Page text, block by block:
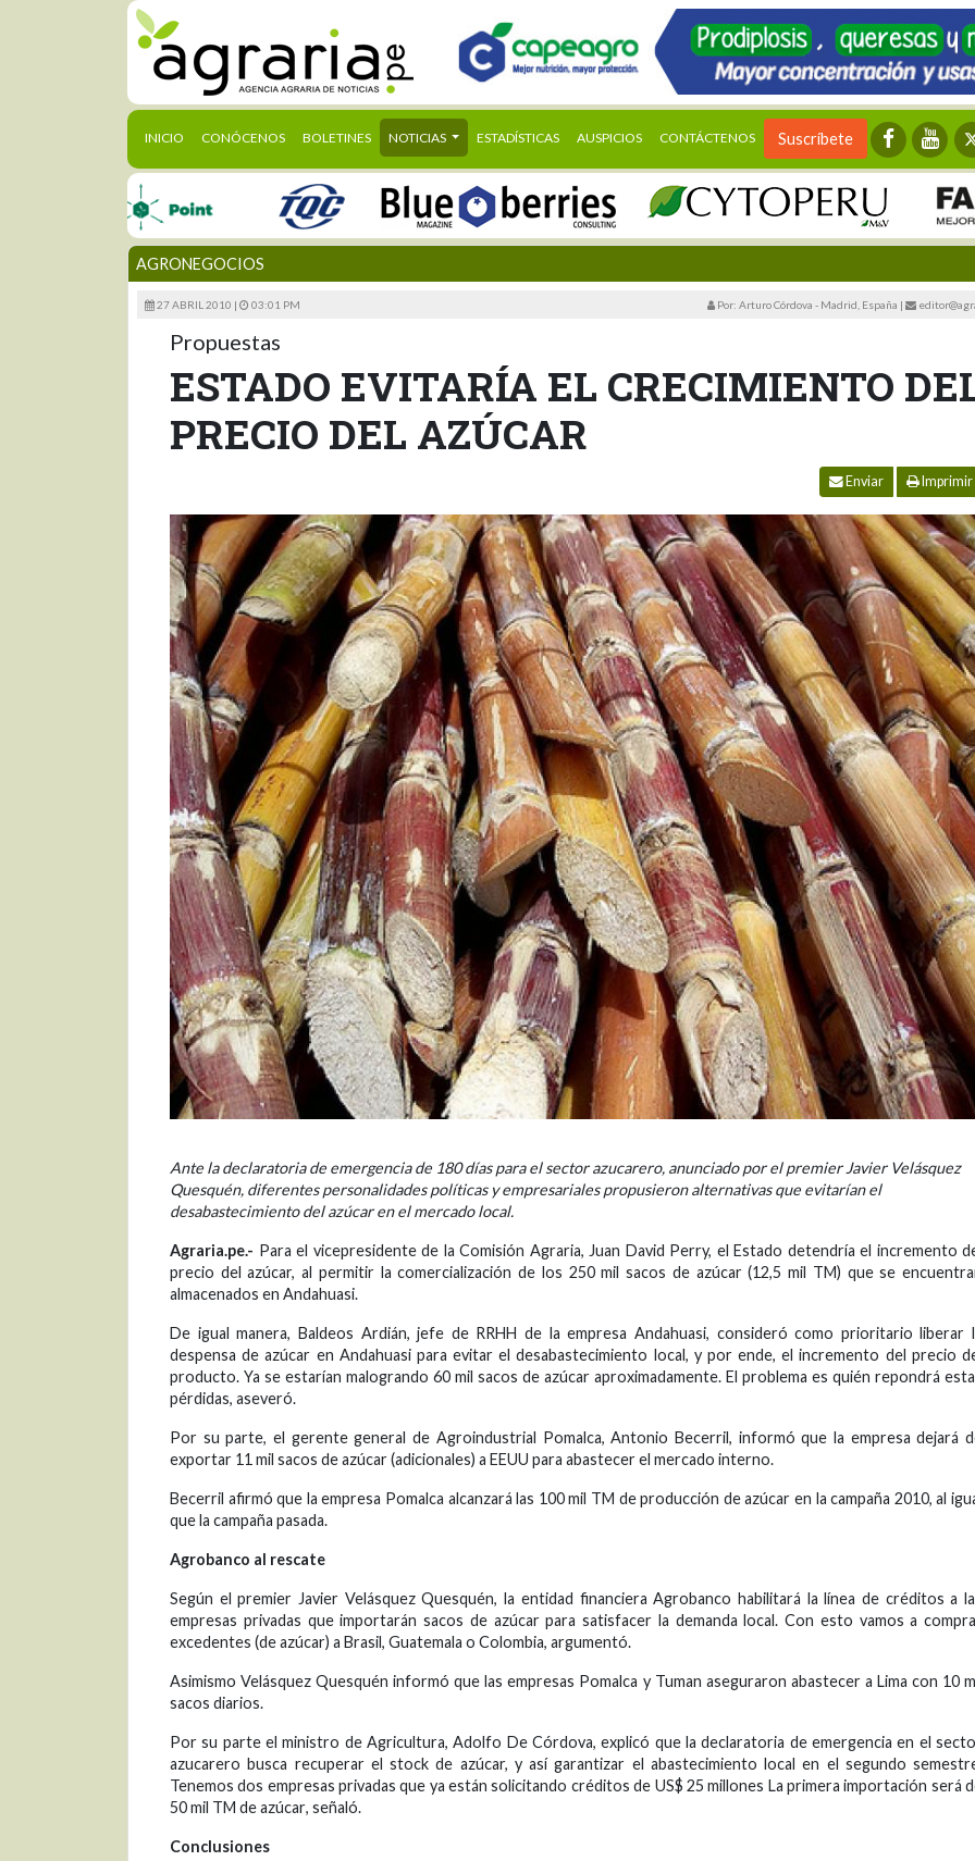
INICIO (CURRENT)
CONÓCENOS BOLETINES NOTICIAS ESTADÍSTICAS AUSPICIOS CONTÁCTENOS Suscríbete
AGRONEGOCIOS
27 ABRIL 2010 | 03:01 PM Por: Arturo Córdova - Madrid, España |
Propuestas
ESTADO EVITARÍA EL CRECIMIENTO
PRECIO DEL AZÚCAR
Enviar Imprimir
Ante la declaratoria de emergencia de 180 días para el sector azucarero, anunciado por el premier Javier Velásquez
Quesquén, diferentes personalidades políticas y empresariales propusieron alternativas que evitarían el
desabastecimiento del azúcar en el mercado local.
Agraria.pe.- Para el vicepresidente de la Comisión Agraria, Juan David Perry, el Estado detendría el incremento
precio del azúcar, al permitir la comercialización de los 250 mil sacos de azúcar (12,5 mil TM) que se
almacenados en Andahuasi.
De igual manera, Baldeos Ardián, jefe de RRHH de la empresa Andahuasi, consideró como prioritario liberar
despensa de azúcar en Andahuasi para evitar el desabastecimiento local, y por ende, el incremento del precio
producto. Ya se estarían malogrando 60 mil sacos de azúcar aproximadamente. El problema es quién repondrá
pérdidas, aseveró.
Por su parte, el gerente general de Agroindustrial Pomalca, Antonio Becerril, informó que la empresa dejará
exportar 11 mil sacos de azúcar (adicionales) a EEUU para abastecer el mercado interno.
Becerril afirmó que la empresa Pomalca alcanzará las 100 mil TM de producción de azúcar en la campaña 2010, al
que la campaña pasada.
Agrobanco al rescate
Según el premier Javier Velásquez Quesquén, la entidad financiera Agrobanco habilitará la línea de créditos a
empresas privadas que importarán sacos de azúcar para satisfacer la demanda local. Con esto vamos a
excedentes (de azúcar) a Brasil, Guatemala o Colombia, argumentó.
Asimismo Velásquez Quesquén informó que las empresas Pomalca y Tuman aseguraron abastecer a Lima con 10
sacos diarios.
Por su parte el ministro de Agricultura, Adolfo De Córdova, explicó que la declaratoria de emergencia en el
azucarero busca recuperar el stock de azúcar, y así garantizar el abastecimiento local en el segundo
Tenemos dos empresas privadas que ya están solicitando créditos de US$ 25 millones La primera importación será
50 mil TM de azúcar, señaló.
Conclusiones